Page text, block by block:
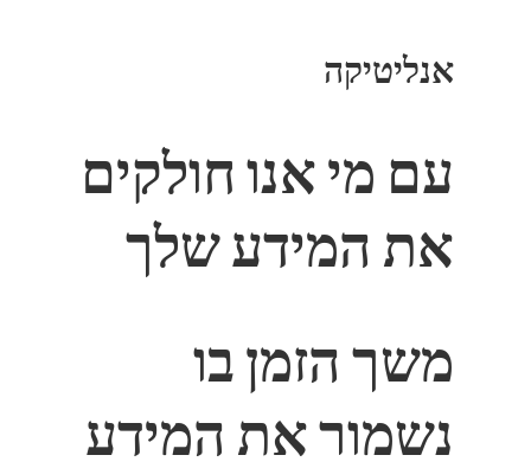
אנליטיקה
עם מי אנו חולקים
את המידע שלך
משך הזמן בו
נשמור את המידע